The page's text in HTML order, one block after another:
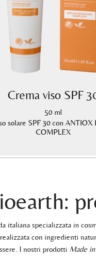
Crema viso SPF
50 ml
solare SPF 30 con ANTIOX
COMPLEX
italiana specializzata in
con ingredienti
I nostri prodotti Made